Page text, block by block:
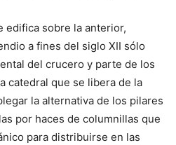
edifica sobre la anterior,
a fines del siglo XII sólo
del crucero y parte de los
catedral que se libera de la
la alternativa de los pilares
por haces de columnillas que
para distribuirse en las